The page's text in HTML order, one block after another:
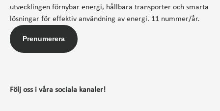
utvecklingen förnybar energi, hållbara transporter och smarta
lösningar för effektiv användning av energi. 11 nummer/år.
Prenumerera
Följ oss i våra sociala kanaler!